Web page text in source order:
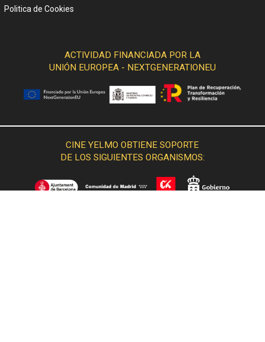
Politica de Cookies
ACTIVIDAD FINANCIADA POR LA
UNIÓN EUROPEA - NEXTGENERATIONEU
CINE YELMO OBTIENE SOPORTE
DE LOS SIGUIENTES ORGANISMOS: